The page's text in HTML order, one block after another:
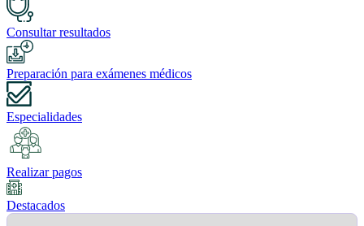
Consultar resultados
Preparación para exámenes médicos
Especialidades
Realizar pagos
Destacados